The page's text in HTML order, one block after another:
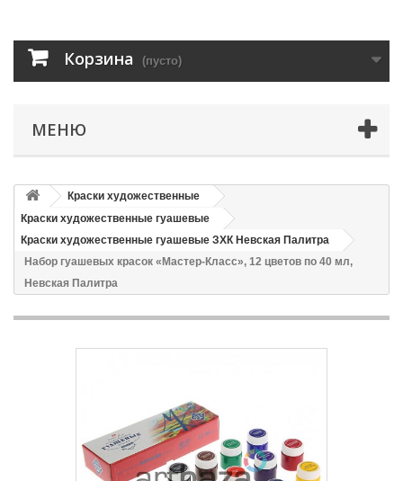
Корзина (пусто)
МЕНЮ
Краски художественные
Краски художественные гуашевые
Краски художественные гуашевые ЗХК Невская Палитра
Набор гуашевых красок «Мастер-Класс», 12 цветов по 40 мл,
Невская Палитра